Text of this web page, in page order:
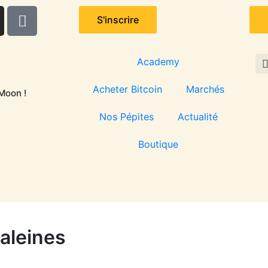
P
l
S'inscrire
!
Academy
Acheter Bitcoin Marchés
Nos Pépites Actualité
Boutique